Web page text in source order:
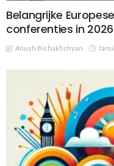
Belangrijke
conferenties in 2026
Anush Bichakhchyan